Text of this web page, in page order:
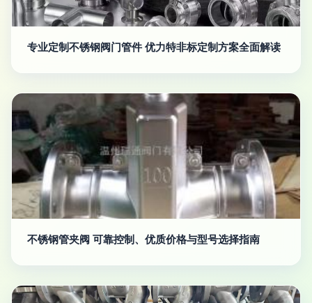
专业定制不锈钢阀门管件 优力特非标定制方案全面解读
不锈钢管夹阀 可靠控制、优质价格与型号选择指南